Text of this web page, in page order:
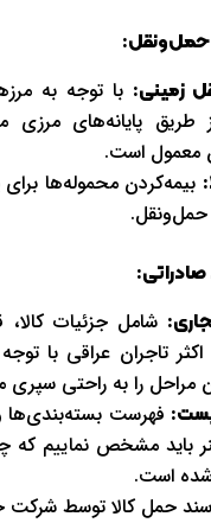
زمینی: با توجه به
طریق پایانه‌های مرزی
معمول است.
بیمه‌کردن محموله‌ها
حمل‌ونقل.
شامل جزئیات
تاجران عراقی با
مراحل را به راحتی سپری
فهرست بسته‌بندی‌ها
باید مشخص نماییم که
شده است.
سند حمل کالا توسط شرکت